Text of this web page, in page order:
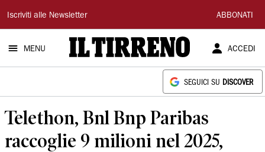
Il
Tirreno
Iscriviti alle Newsletter ABBONATI
MENU ACCEDI
SEGUICI SU DISCOVER
Telethon, Bnl Bnp Paribas
raccoglie 9 milioni nel 2025,